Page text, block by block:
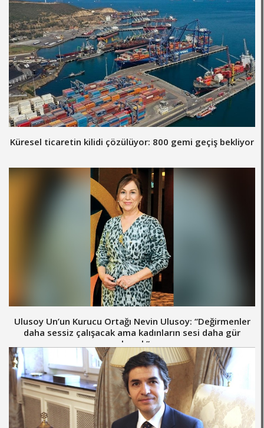
Küresel ticaretin kilidi çözülüyor: 800 gemi geçiş bekliyor
Ulusoy Un’un Kurucu Ortağı Nevin Ulusoy: “Değirmenler
daha sessiz çalışacak ama kadınların sesi daha gür
çıkacak”